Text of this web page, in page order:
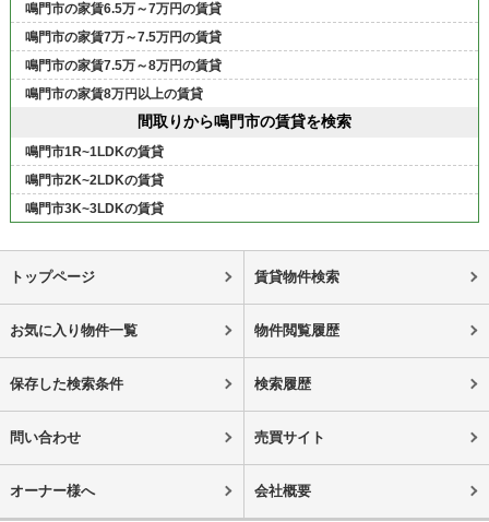
鳴門市の家賃6.5万～7万円の賃貸
鳴門市の家賃7万～7.5万円の賃貸
鳴門市の家賃7.5万～8万円の賃貸
鳴門市の家賃8万円以上の賃貸
間取りから鳴門市の賃貸を検索
鳴門市1R~1LDKの賃貸
鳴門市2K~2LDKの賃貸
鳴門市3K~3LDKの賃貸
トップページ 賃貸物件検索
お気に入り物件一覧 物件閲覧履歴
保存した検索条件 検索履歴
問い合わせ 売買サイト
オーナー様へ 会社概要